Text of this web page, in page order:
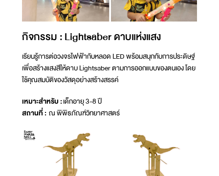
กิจกรรม : Lightsaber ดาบแห่งแสง
เรียนรู้การต่อวงจรไฟฟ้ากับหลอด LED พร้อมสนุกกับการประดิษฐ์
เพื่อสร้างแสงสีให้ดาบ Lightsaber ตามการออกแบบของตนเอง โดย
ใช้คุณสมบัติของวัสดุอย่างสร้างสรรค์
เหมาะสำหรับ :เด็กอายุ 3-8 ปี
สถานที่ : ณ พิพิธภัณฑ์วิทยาศาสตร์